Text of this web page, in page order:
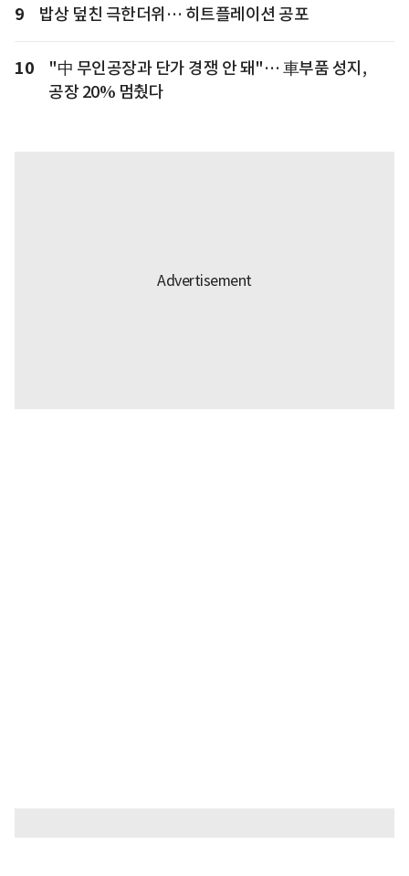
9 밥상 덮친 극한더위… 히트플레이션 공포
10
"中 무인공장과 단가 경쟁 안 돼"… 車부품 성지,
공장 20% 멈췄다